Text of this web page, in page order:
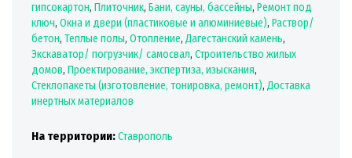
гипсокартон, Плиточник, Бани, сауны, бассейны, Ремонт под
ключ, Окна и двери (пластиковые и алюминиевые), Раствор/
бетон, Теплые полы, Отопление, Дагестанский камень,
Экскаватор/ погрузчик/ самосвал, Строительство жилых
домов, Проектирование, экспертиза, изыскания,
Стеклопакеты (изготовление, тонировка, ремонт), Доставка
инертных материалов
На территории:Ставрополь